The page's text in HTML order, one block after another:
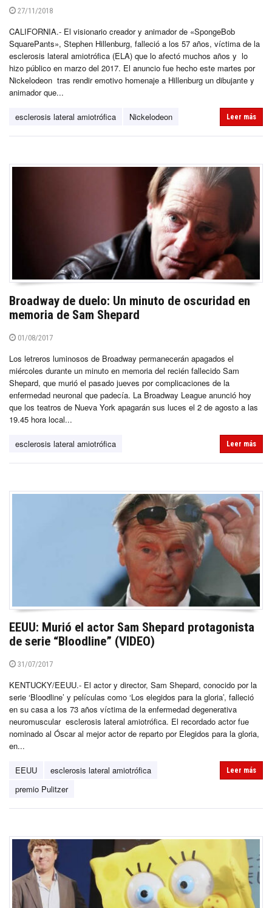
27/11/2018
CALIFORNIA.- El visionario creador y animador de «SpongeBob
SquarePants», Stephen Hillenburg, falleció a los 57 años, víctima de la
esclerosis lateral amiotrófica (ELA) que lo afectó muchos años y lo
hizo público en marzo del 2017. El anuncio fue hecho este martes por
Nickelodeon tras rendir emotivo homenaje a Hillenburg un dibujante y
animador que...
esclerosis lateral amiotrófica Nickelodeon Leer más
Broadway de duelo: Un minuto de oscuridad en
memoria de Sam Shepard
01/08/2017
Los letreros luminosos de Broadway permanecerán apagados el
miércoles durante un minuto en memoria del recién fallecido Sam
Shepard, que murió el pasado jueves por complicaciones de la
enfermedad neuronal que padecía. La Broadway League anunció hoy
que los teatros de Nueva York apagarán sus luces el 2 de agosto a las
19.45 hora local...
esclerosis lateral amiotrófica Leer más
EEUU: Murió el actor Sam Shepard protagonista
de serie “Bloodline” (VIDEO)
31/07/2017
KENTUCKY/EEUU.- El actor y director, Sam Shepard, conocido por la
serie ‘Bloodline’ y películas como ‘Los elegidos para la gloria’, falleció
en su casa a los 73 años víctima de la enfermedad degenerativa
neuromuscular esclerosis lateral amiotrófica. El recordado actor fue
nominado al Óscar al mejor actor de reparto por Elegidos para la gloria,
en...
EEUU
esclerosis lateral amiotrófica
premio Pulitzer
Leer más